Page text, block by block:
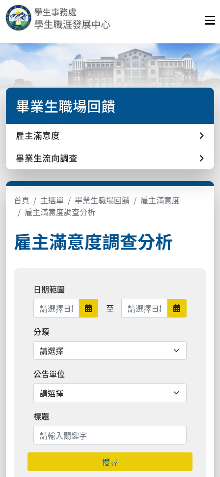
畢業生職場回饋
雇主滿意度
畢業生流向調查
首頁 主選單 畢業生職場回饋
雇主滿意度
雇主滿意度調查分析
雇主滿意度調查分析
日期範圍
日期範圍開始
至 日期範圍結束 日期範圍
分類
公告單位
標題
搜尋